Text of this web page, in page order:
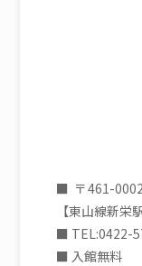
■ 〒461-
【東山線新栄
■ TEL:0422-
■ 入館無料